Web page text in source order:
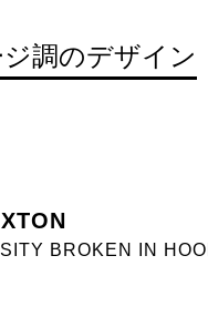
調のデザイン
BROKEN IN